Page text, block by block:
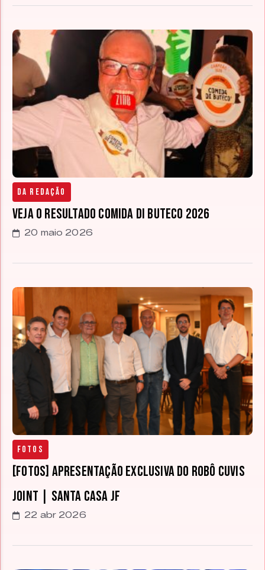
Da Redação
Veja o resultado Comida di Buteco 2026
20 maio 2026
Fotos
[FOTOS] Apresentação Exclusiva do Robô CUVIS
Joint | Santa Casa JF
22 abr 2026